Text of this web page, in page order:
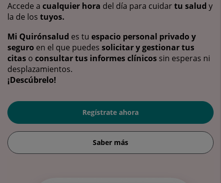
Accede a cualquier hora del día para cuidartu salud y
la de los tuyos.
Mi Quirónsalud es tu espacio personal privado y
seguro en el que puedes solicitar y gestionar tus
citas o consultar tus informes clínicos sin esperas ni
desplazamientos.
¡Descúbrelo!
Regístrate ahora
Saber más